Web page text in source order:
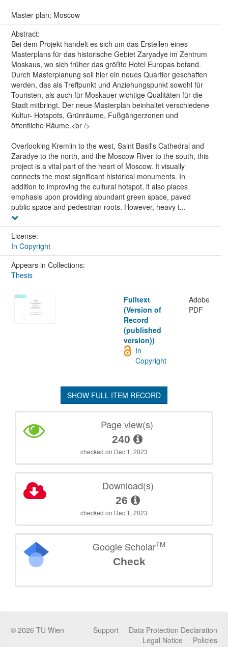
Master plan; Moscow
Abstract:
Bei dem Projekt handelt es sich um das Erstellen eines
Masterplans für das historische Gebiet Zaryadye im Zentrum
Moskaus, wo sich früher das größte Hotel Europas befand.
Durch Masterplanung soll hier ein neues Quartier geschaffen
werden, das als Treffpunkt und Anziehungspunkt sowohl für
Touristen, als auch für Moskauer wichtige Qualitäten für die
Stadt mitbringt. Der neue Masterplan beinhaltet verschiedene
Kultur- Hotspots, Grünräume, Fußgängerzonen und
öffentliche Räume.<br />
Overlooking Kremlin to the west, Saint Basil's Cathedral and
Zaradye to the north, and the Moscow River to the south, this
project is a vital part of the heart of Moscow. It visually
connects the most significant historical monuments. In
addition to improving the cultural hotspot, it also places
emphasis upon providing abundant green space, paved
public space and pedestrian roots. However, heavy t...
License:
In Copyright
Appears in Collections:
Thesis
Fulltext
(Version of
Record
(published
version))
Adobe
PDF
In
Copyright
SHOW FULL ITEM RECORD
Page view(s)
240
checked on Dec 1, 2023
Download(s)
26
checked on Dec 1, 2023
Google ScholarTM
Check
© 2026 TU Wien Data Protection Declaration
Support
Policies
Legal Notice